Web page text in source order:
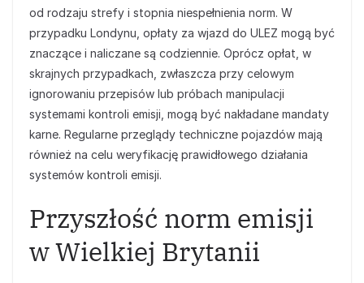
od rodzaju strefy i stopnia niespełnienia norm. W
przypadku Londynu, opłaty za wjazd do ULEZ mogą być
znaczące i naliczane są codziennie. Oprócz opłat, w
skrajnych przypadkach, zwłaszcza przy celowym
ignorowaniu przepisów lub próbach manipulacji
systemami kontroli emisji, mogą być nakładane mandaty
karne. Regularne przeglądy techniczne pojazdów mają
również na celu weryfikację prawidłowego działania
systemów kontroli emisji.
Przyszłość norm emisji
w Wielkiej Brytanii